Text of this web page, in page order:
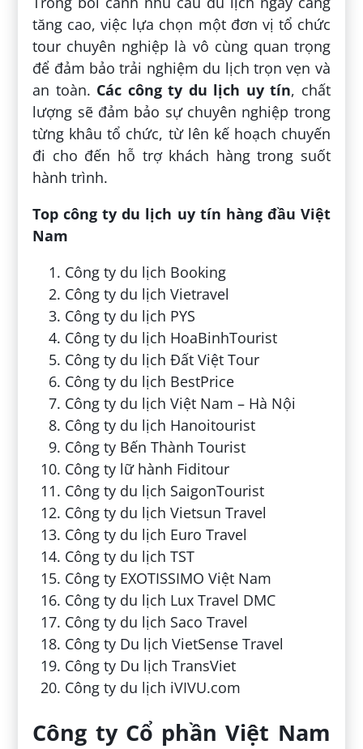
tăng cao, việc lựa chọn một đơn vị tổ chức
tour chuyên nghiệp là vô cùng quan trọng
để đảm bảo trải nghiệm du lịch trọn vẹn và
an toàn. Các công ty du lịch uy tín, chất
lượng sẽ đảm bảo sự chuyên nghiệp trong
từng khâu tổ chức, từ lên kế hoạch chuyến
đi cho đến hỗ trợ khách hàng trong suốt
hành trình.
Top công ty du lịch uy tín hàng đầu Việt
Nam
Công ty du lịch Booking
Công ty du lịch Vietravel
Công ty du lịch PYS
Công ty du lịch HoaBinhTourist
Công ty du lịch Đất Việt Tour
Công ty du lịch BestPrice
Công ty du lịch Việt Nam – Hà Nội
Công ty du lịch Hanoitourist
Công ty Bến Thành Tourist
Công ty lữ hành Fiditour
Công ty du lịch SaigonTourist
Công ty du lịch Vietsun Travel
Công ty du lịch Euro Travel
Công ty du lịch TST
Công ty EXOTISSIMO Việt Nam
Công ty du lịch Lux Travel DMC
Công ty du lịch Saco Travel
Công ty Du lịch VietSense Travel
Công ty Du lịch TransViet
Công ty du lịch iVIVU.com
Công ty Cổ phần Việt Nam